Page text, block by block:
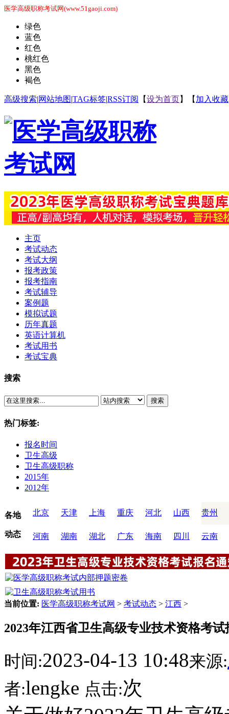
医学高级职称考试网(www.51gaoji.com)
绿色
蓝色
红色
桃红色
黑色
褐色
高级搜索|网站地图|TAG标签|RSS订阅 【设为首页】【 加入收藏
主页
考试动态
考试大纲
报考政策
报考指南
考试辅导
案例题
模拟试题
历年真题
英语计算机
考试用书
考试宝典
搜索
搜索
热门标签:
报名时间
卫生高级
卫生高级职称
2015年
2012年
各地
动态
北京 天津 上海 重庆 河北 山西 贵州
河南 湖南 湖北 广东 海南 四川 云南
当前位置: 医学高级职称考试网 > 考试动态 > 江西 >
2023年江西省卫生高级专业技术资格考
时间:2023-04-13 10:48来源:
者:lengke 点击:次